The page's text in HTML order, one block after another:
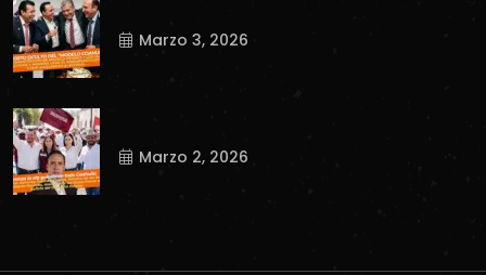
Marzo 3, 2026
Marzo 2, 2026